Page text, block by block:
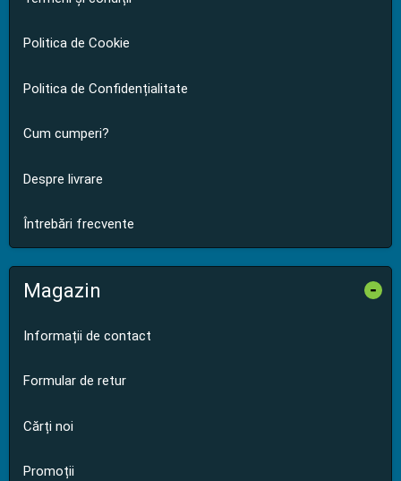
Politica de Cookie
Politica de Confidențialitate
Cum cumperi?
Despre livrare
Întrebări frecvente
Magazin -
Informații de contact
Formular de retur
Cărți noi
Promoții